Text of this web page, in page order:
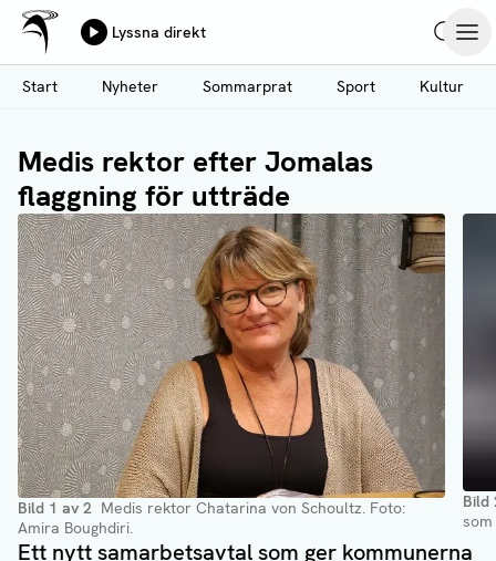
Hoppa
till
huvudinnehåll
Ålands Radio & TV
Lyssna direkt
Start
Nyheter Sommarprat Sport Kultur
Medis rektor efter Jomalas
flaggning för utträde
Bild 1 av 2 Medis rektor Chatarina von Schoultz. Foto:
Amira Boughdiri.
Bild
Ett nytt samarbetsavtal som ger kommunerna